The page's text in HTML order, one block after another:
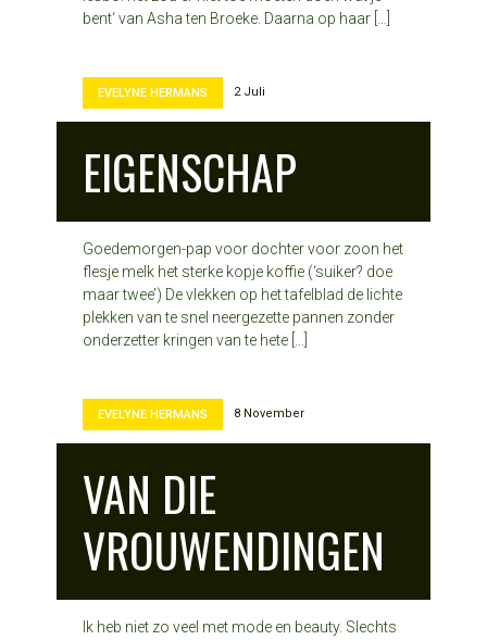
bent‘ van Asha ten Broeke. Daarna op haar […]
EVELYNE HERMANS 2 Juli
EIGENSCHAP
Goedemorgen-pap voor dochter voor zoon het
flesje melk het sterke kopje koffie (‘suiker? doe
maar twee’) De vlekken op het tafelblad de lichte
plekken van te snel neergezette pannen zonder
onderzetter kringen van te hete […]
EVELYNE HERMANS 8 November
VAN DIE
VROUWENDINGEN
Ik heb niet zo veel met mode en beauty. Slechts